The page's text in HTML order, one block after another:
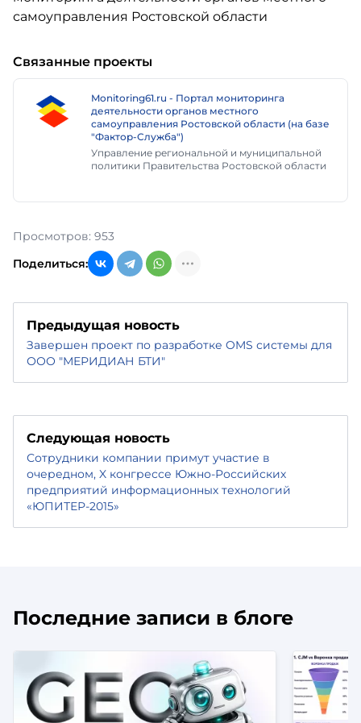
Связанные проекты
Monitoring61.ru - Портал мониторинга
деятельности органов местного
самоуправления Ростовской области (на базе
"Фактор-Служба")
Управление региональной и муниципальной
политики Правительства Ростовской области
Просмотров: 953
Поделиться:
Предыдущая новость
Завершен проект по разработке OMS системы для
ООО "МЕРИДИАН БТИ"
Следующая новость
Сотрудники компании примут участие в
очередном, X конгрессе Южно-Российских
предприятий информационных технологий
«ЮПИТЕР-2015»
Последние записи в блоге